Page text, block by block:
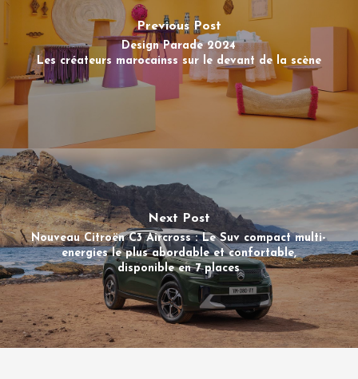
Previous Post
Design Parade 2024
Les créateurs marocainss sur le devant de la scène
Next Post
Nouveau Citroën C3 Aircross : Le Suv compact multi-
energies le plus abordable et confortable,
disponible en 7 places